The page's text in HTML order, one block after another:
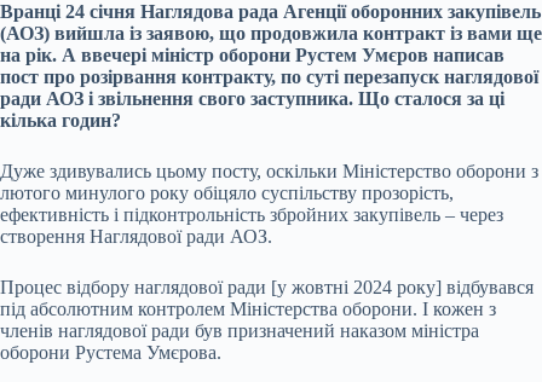
Вранці 24 січня Наглядова рада Агенції оборонних закупівель
(АОЗ) вийшла із заявою, що продовжила контракт із вами ще
на рік. А ввечері міністр оборони Рустем Умєров написав
пост про розірвання контракту, по суті перезапуск наглядової
ради АОЗ і звільнення свого заступника. Що сталося за ці
кілька годин?
Дуже здивувались цьому посту, оскільки Міністерство оборони з
лютого минулого року обіцяло суспільству прозорість,
ефективність і підконтрольність збройних закупівель – через
створення Наглядової ради АОЗ.
Процес відбору наглядової ради [у жовтні 2024 року] відбувався
під абсолютним контролем Міністерства оборони. І кожен з
членів наглядової ради був призначений наказом міністра
оборони Рустема Умєрова.